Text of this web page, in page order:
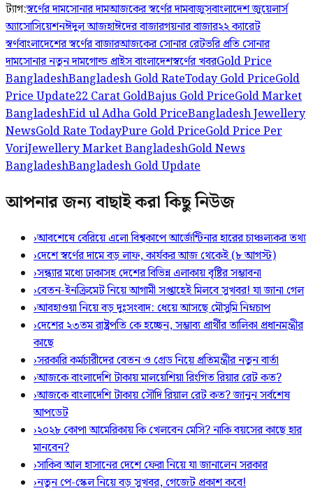
ট্যাগ:স্বর্ণের দামসোনার দামআজকের স্বর্ণের দামবাজুসবাংলাদেশ জুয়েলার্স
অ্যাসোসিয়েশনঈদুল আজহাঈদের বাজারগয়নার বাজার২২ ক্যারেট
স্বর্ণবাংলাদেশের স্বর্ণের বাজারআজকের সোনার রেটভরি প্রতি সোনার
দামসোনার নতুন দামগোল্ড প্রাইস বাংলাদেশস্বর্ণের খবরGold Price
BangladeshBangladesh Gold RateToday Gold PriceGold
Price Update22 Carat GoldBajus Gold PriceGold Market
BangladeshEid ul Adha Gold PriceBangladesh Jewellery
NewsGold Rate TodayPure Gold PriceGold Price Per
VoriJewellery Market BangladeshGold News
BangladeshBangladesh Gold Update
আপনার জন্য বাছাই করা কিছু নিউজ
›আবশেষে বেরিয়ে এলো বিশ্বকাপে আর্জেন্টিনার হারের চাঞ্চল্যকর তথ্য
›দেশে স্বর্ণের দামে বড় লাফ, কার্যকর আজ থেকেই (৮ আগস্ট)
›সন্ধ্যার মধ্যে ঢাকাসহ দেশের বিভিন্ন এলাকায় বৃষ্টির সম্ভাবনা
›বেতন-ইনক্রিমেট নিয়ে আগামী সপ্তাহেই মিলবে সুখবর! যা জানা গেল
›আবহাওয়া নিয়ে বড় দুঃসংবাদ: ধেয়ে আসছে মৌসুমি নিম্নচাপ
›দেশের ২৩তম রাষ্ট্রপতি কে হচ্ছেন, সম্ভাব্য প্রার্থীর তালিকা প্রধানমন্ত্রীর
কাছে
›সরকারি কর্মচারীদের বেতন ও গ্রেড নিয়ে প্রতিমন্ত্রীর নতুন বার্তা
›আজকে বাংলাদেশি টাকায় মালয়েশিয়া রিংগিত রিয়ার রেট কত?
›আজকে বাংলাদেশি টাকায় সৌদি রিয়াল রেট কত? জানুন সর্বশেষ
আপডেট
›২০২৮ কোপা আমেরিকায় কি খেলবেন মেসি? নাকি বয়সের কাছে হার
মানবেন?
›সাকিব আল হাসানের দেশে ফেরা নিয়ে যা জানালেন সরকার
›নতুন পে-স্কেল নিয়ে বড় সুখবর, গেজেট প্রকাশ কবে!